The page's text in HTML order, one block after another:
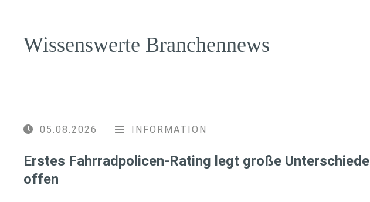
Wissenswerte Branchennews
05.08.2026 INFORMATION
Erstes Fahrradpolicen-Rating legt große Unterschiede
offen